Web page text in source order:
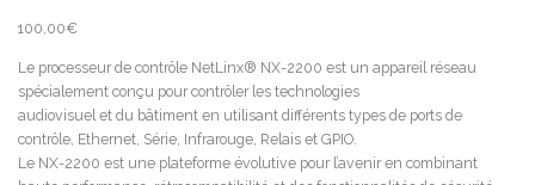
100,00€
Le processeur de contrôle NetLinx® NX-2200 est un appareil réseau
spécialement conçu pour contrôler les technologies
audiovisuel et du bâtiment en utilisant différents types de ports de
contrôle, Ethernet, Série, Infrarouge, Relais et GPIO.
Le NX-2200 est une plateforme évolutive pour l’avenir en combinant